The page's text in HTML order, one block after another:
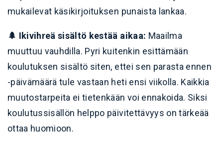
mukailevat käsikirjoituksen punaista lankaa.
🌲 Ikivihreä sisältö kestää aikaa: Maailma
muuttuu vauhdilla. Pyri kuitenkin esittämään
koulutuksen sisältö siten, ettei sen parasta ennen
-päivämäärä tule vastaan heti ensi viikolla. Kaikkia
muutostarpeita ei tietenkään voi ennakoida. Siksi
koulutussisällön helppo päivitettävyys on tärkeää
ottaa huomioon.